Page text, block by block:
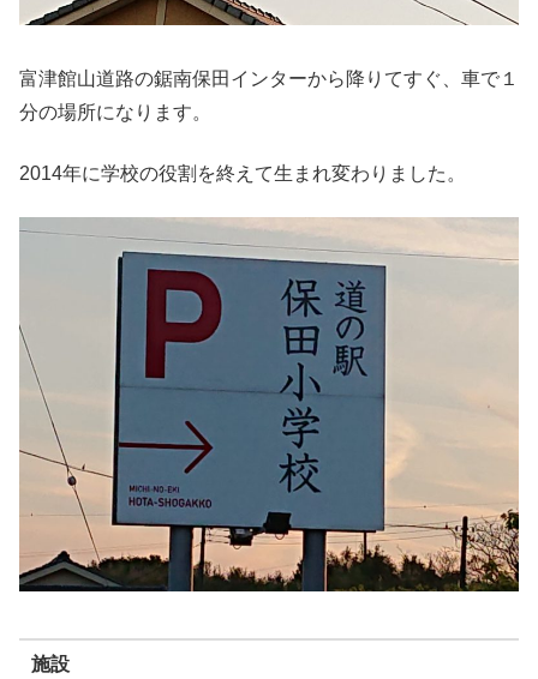
富津館山道路の鋸南保田インターから降りてすぐ、車で１
分の場所になります。
2014年に学校の役割を終えて生まれ変わりました。
施設